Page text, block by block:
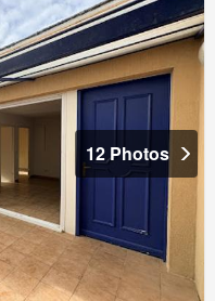
12 Photos